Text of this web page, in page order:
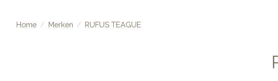
Home / Merken / RUFUS TEAGUE